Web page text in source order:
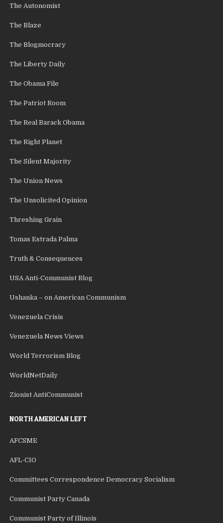
The Autonomist
The Blaze
The Blogmocracy
The Liberty Daily
The Obama File
The Patriot Room
The Real Barack Obama
The Right Planet
The Silent Majority
The Union News
The Unsolicited Opinion
Threshing Grain
Tomas Estrada Palma
Truth & Consequences
USA Anti-Communist Blog
Ushanka – on American Communism
Venezuela Crisis
Venezuela News Views
World Terrorism Blog
WorldNetDaily
Zionist AntiCommunist
NORTH AMERICAN LEFT
AFCSME
AFL-CIO
Committees Correspondence Democracy Socialism
Communist Party Canada
Communist Party of Illinois